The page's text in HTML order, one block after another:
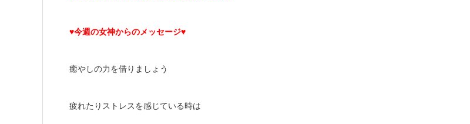
♥今週の女神からのメッセージ♥
癒やしの力を借りましょう
疲れたりストレスを感じている時は